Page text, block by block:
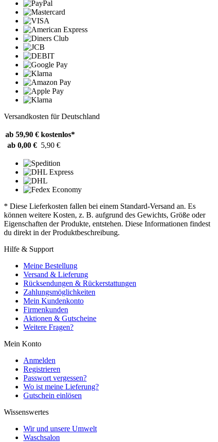
Versandkosten für Deutschland
ab 59,90 € kostenlos*
ab 0,00 € 5,90 €
* Diese Lieferkosten fallen bei einem Standard-Versand an. Es
können weitere Kosten, z. B. aufgrund des Gewichts, Größe oder
Eigenschaften der Produkte, entstehen. Diese Informationen findest
du direkt in der Produktbeschreibung.
Hilfe & Support
Meine Bestellung
Versand & Lieferung
Rücksendungen & Rückerstattungen
Zahlungsmöglichkeiten
Mein Kundenkonto
Firmenkunden
Aktionen & Gutscheine
Weitere Fragen?
Mein Konto
Anmelden
Registrieren
Passwort vergessen?
Wo ist meine Lieferung?
Gutschein einlösen
Wissenswertes
Wir und unsere Umwelt
Waschsalon